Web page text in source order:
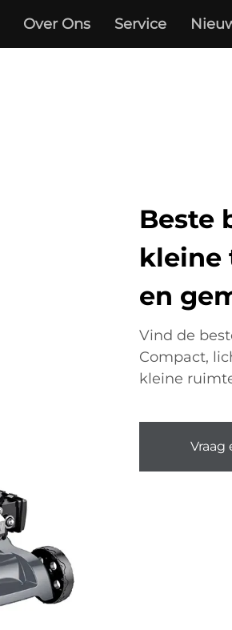
Over Ons Service
Beste
kleine
en
Vind de
Compact,
kleine
Vraag